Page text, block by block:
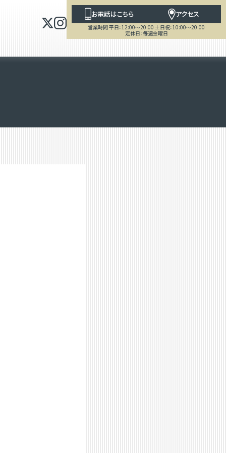
お電話はこちら アクセス
営業時間 平日：12:00～20:00 土日祝：10:00～20:00
定休日：毎週金曜日